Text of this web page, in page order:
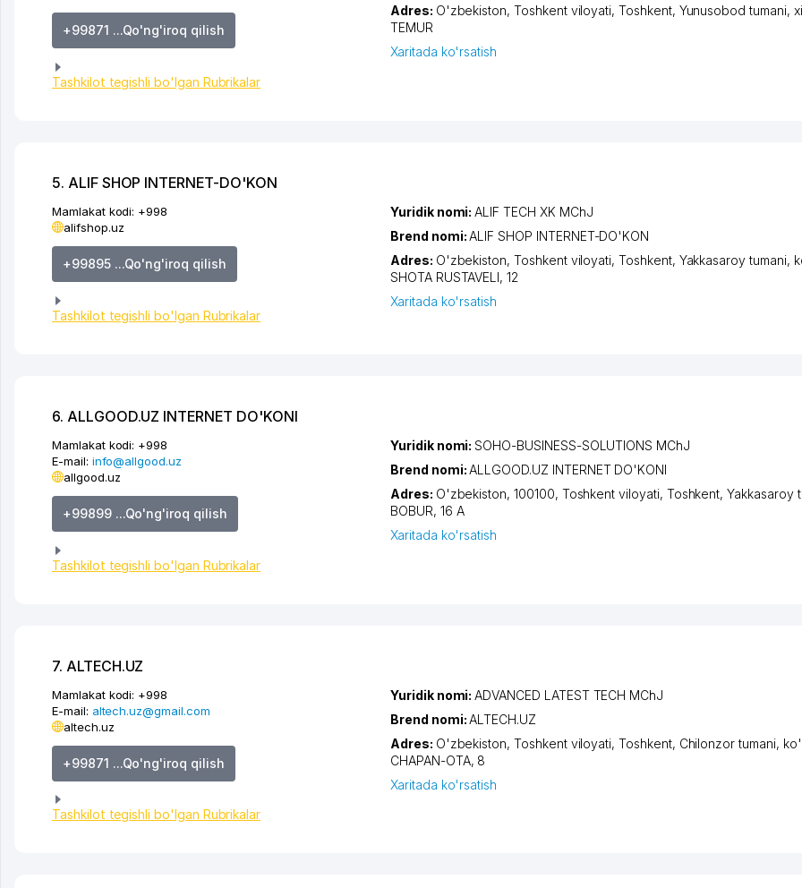
+99871 ...Qo'ng'iroq qilish
Tashkilot tegishli bo'lgan Rubrikalar
Adres: O'zbekiston,Toshkent viloyati,Toshkent, Yunusobod tumani,
TEMUR
Xaritada ko'rsatish
5. ALIF SHOP INTERNET-DO'KON
Mamlakat kodi: +998
alifshop.uz
+99895 ...Qo'ng'iroq qilish
Tashkilot tegishli bo'lgan Rubrikalar
Yuridik nomi:ALIF TECH XK MChJ
Brend nomi:ALIF SHOP INTERNET-DO'KON
Adres: O'zbekiston,Toshkent viloyati,Toshkent, Yakkasaroy tumani,
SHOTA RUSTAVELI, 12
Xaritada ko'rsatish
6. ALLGOOD.UZ INTERNET DO'KONI
Mamlakat kodi: +998
E-mail: info@allgood.uz
allgood.uz
+99899 ...Qo'ng'iroq qilish
Tashkilot tegishli bo'lgan Rubrikalar
Yuridik nomi:SOHO-BUSINESS-SOLUTIONS MChJ
Brend nomi:ALLGOOD.UZ INTERNET DO'KONI
Adres: O'zbekiston, 100100, Toshkent viloyati, Toshkent,Yakkasaroy
BOBUR, 16 A
Xaritada ko'rsatish
7. ALTECH.UZ
Mamlakat kodi: +998
E-mail: altech.uz@gmail.com
altech.uz
+99871 ...Qo'ng'iroq qilish
Tashkilot tegishli bo'lgan Rubrikalar
Yuridik nomi:ADVANCED LATEST TECH MChJ
Brend nomi:ALTECH.UZ
Adres: O'zbekiston,Toshkent viloyati,Toshkent, Chilonzor tumani,
CHAPAN-OTA, 8
Xaritada ko'rsatish